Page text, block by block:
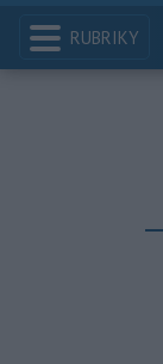
RUBRIKY